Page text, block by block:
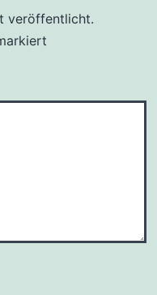
veröffentlicht.